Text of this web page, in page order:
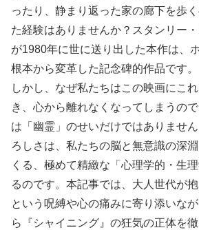
ったり、静まり返った家の廊下を歩
た経験はありませんか？スタンリー
が1980年に世に送り出した本作は、
根本から変革した記念碑的作品です。
しかし、なぜ私たちはこの映画にこ
き、心から離れなくなってしまうの
は「幽霊」のせいだけではありませ
ろしさは、私たちの脳と無意識の深
くる、極めて精緻な「心理学的・生
るのです。本記事では、大人世代が
という呪縛や心の痛みに寄り添いな
ら『シャイニング』の狂気の正体を